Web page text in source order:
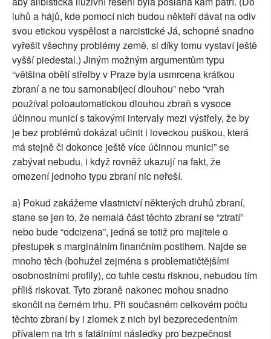
luhů a hájů, kde pomocí nich budou někteří dávat na odiv
svou etickou vyspělost a narcistické Já, schopné snadno
vyřešit všechny problémy země, si díky tomu vystaví ještě
vyšší piedestal.) Jiným možným argumentům typu
“většina obětí střelby v Praze byla usmrcena krátkou
zbraní a ne tou samonabíjecí dlouhou” nebo “vrah
používal poloautomatickou dlouhou zbraň s vysoce
účinnou municí s takovými intervaly mezi výstřely, že by
je bez problémů dokázal učinit i loveckou puškou, která
má stejně či dokonce ještě více účinnou munici” se
zabývat nebudu, i když rovněž ukazují na fakt, že
omezení jednoho typu zbraní nic neřeší.
a) Pokud zakážeme vlastnictví některých druhů zbraní,
stane se jen to, že nemalá část těchto zbraní se “ztratí”
nebo bude “odcizena”, jedná se totiž pro majitele o
přestupek s marginálním finančním postihem. Najde se
mnoho těch (bohužel zejména s problematičtějšími
osobnostními profily), co tuhle cestu risknou, nebudou tím
příliš riskovat. Tyto zbraně nakonec mohou snadno
skončit na černém trhu. Při současném celkovém počtu
těchto zbraní by i zlomek z nich byl bezprecedentním
přívalem na trh s fatálními následky pro bezpečnost